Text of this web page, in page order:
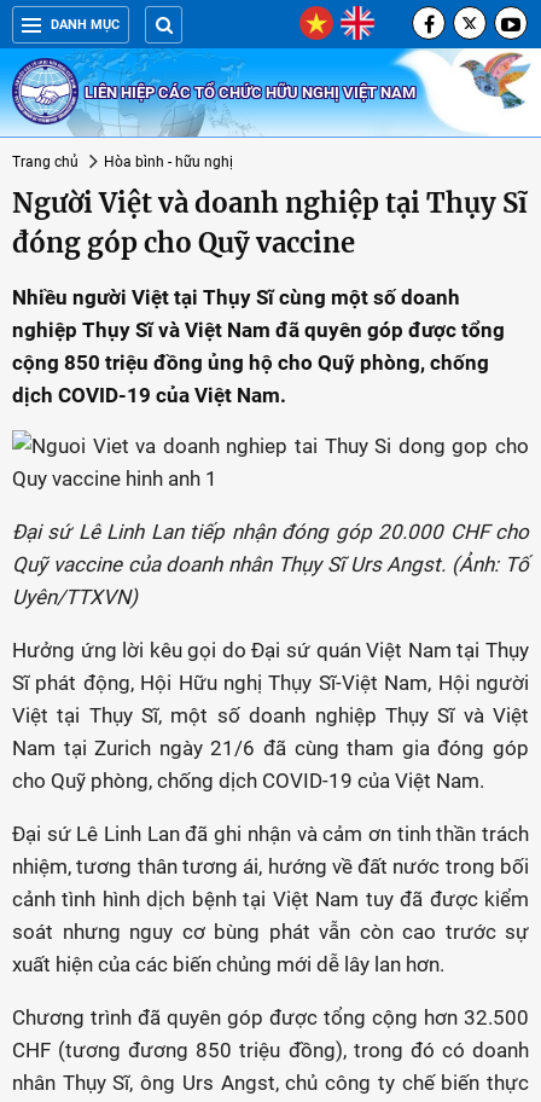
DANH MỤC
LIÊN HIỆP CÁC TỔ CHỨC HỮU NGHỊ VIỆT NAM
Trang chủ Hòa bình - hữu nghị
Người Việt và doanh nghiệp tại Thụy Sĩ
đóng góp cho Quỹ vaccine
Nhiều người Việt tại Thụy Sĩ cùng một số doanh
nghiệp Thụy Sĩ và Việt Nam đã quyên góp được tổng
cộng 850 triệu đồng ủng hộ cho Quỹ phòng, chống
dịch COVID-19 của Việt Nam.
Đại sứ Lê Linh Lan tiếp nhận đóng góp 20.000 CHF cho
Quỹ vaccine của doanh nhân Thụy Sĩ Urs Angst. (Ảnh: Tố
Uyên/TTXVN)
Hưởng ứng lời kêu gọi do Đại sứ quán Việt Nam tại Thụy
Sĩ phát động, Hội Hữu nghị Thụy Sĩ-Việt Nam, Hội người
Việt tại Thụy Sĩ, một số doanh nghiệp Thụy Sĩ và Việt
Nam tại Zurich ngày 21/6 đã cùng tham gia đóng góp
cho Quỹ phòng, chống dịch COVID-19 của Việt Nam.
Đại sứ Lê Linh Lan đã ghi nhận và cảm ơn tinh thần trách
nhiệm, tương thân tương ái, hướng về đất nước trong bối
cảnh tình hình dịch bệnh tại Việt Nam tuy đã được kiểm
soát nhưng nguy cơ bùng phát vẫn còn cao trước sự
xuất hiện của các biến chủng mới dễ lây lan hơn.
Chương trình đã quyên góp được tổng cộng hơn 32.500
CHF (tương đương 850 triệu đồng), trong đó có doanh
nhân Thụy Sĩ, ông Urs Angst, chủ công ty chế biến thực